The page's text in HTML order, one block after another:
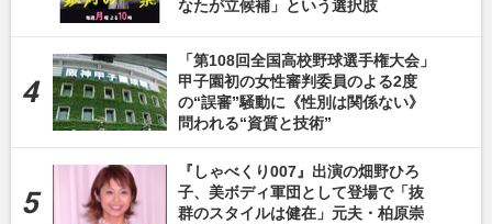
なたが立候補」という選択肢
「第108回全国高校野球選手権大会」
甲子園初の女性審判委員のよる2度
の“誤審”騒動に《性別は関係ない》
問われる“資質と技術”
『しゃべくり007』出演の畑野ひろ
子、美ボディ軍団として登場で「抜
群のスタイルは健在」元夫・柏原崇